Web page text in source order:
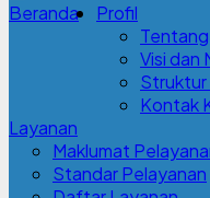
Beranda
Profil
Visi dan
Struktur
Kontak
Layanan
Maklumat
Standar Pelayanan